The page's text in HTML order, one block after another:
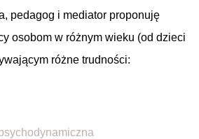
pedagog i mediator proponuję
osobom w różnym wieku (od dzieci
różne trudności: